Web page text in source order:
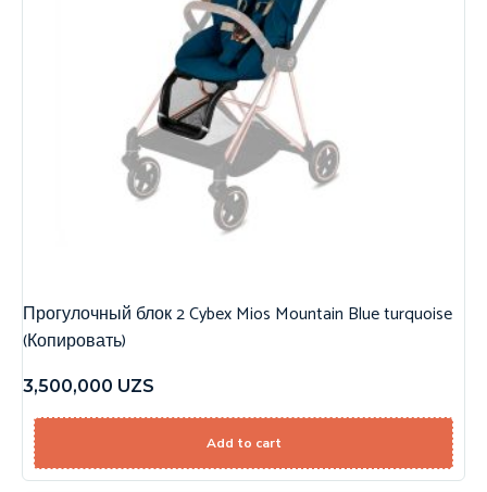
Прогулочный блок 2 Cybex Mios Mountain Blue turquoise
(Копировать)
3,500,000 UZS
Add to cart